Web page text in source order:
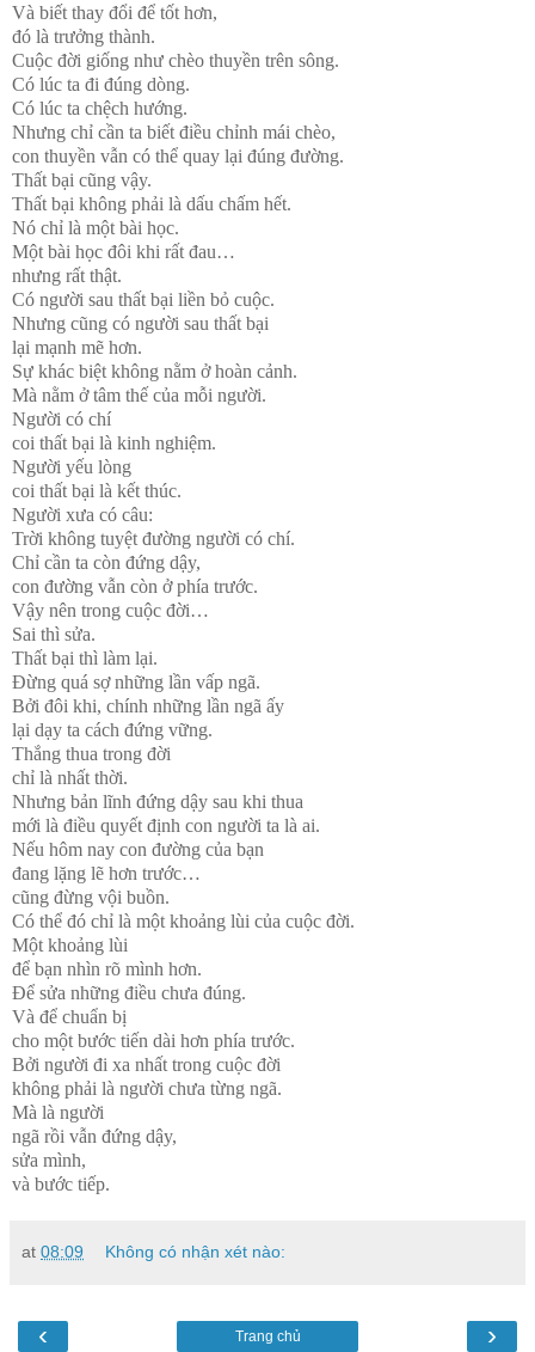
Và biết thay đổi để tốt hơn,
đó là trưởng thành.
Cuộc đời giống như chèo thuyền trên sông.
Có lúc ta đi đúng dòng.
Có lúc ta chệch hướng.
Nhưng chỉ cần ta biết điều chỉnh mái chèo,
con thuyền vẫn có thể quay lại đúng đường.
Thất bại cũng vậy.
Thất bại không phải là dấu chấm hết.
Nó chỉ là một bài học.
Một bài học đôi khi rất đau…
nhưng rất thật.
Có người sau thất bại liền bỏ cuộc.
Nhưng cũng có người sau thất bại
lại mạnh mẽ hơn.
Sự khác biệt không nằm ở hoàn cảnh.
Mà nằm ở tâm thế của mỗi người.
Người có chí
coi thất bại là kinh nghiệm.
Người yếu lòng
coi thất bại là kết thúc.
Người xưa có câu:
Trời không tuyệt đường người có chí.
Chỉ cần ta còn đứng dậy,
con đường vẫn còn ở phía trước.
Vậy nên trong cuộc đời…
Sai thì sửa.
Thất bại thì làm lại.
Đừng quá sợ những lần vấp ngã.
Bởi đôi khi, chính những lần ngã ấy
lại dạy ta cách đứng vững.
Thắng thua trong đời
chỉ là nhất thời.
Nhưng bản lĩnh đứng dậy sau khi thua
mới là điều quyết định con người ta là ai.
Nếu hôm nay con đường của bạn
đang lặng lẽ hơn trước…
cũng đừng vội buồn.
Có thể đó chỉ là một khoảng lùi của cuộc đời.
Một khoảng lùi
để bạn nhìn rõ mình hơn.
Để sửa những điều chưa đúng.
Và để chuẩn bị
cho một bước tiến dài hơn phía trước.
Bởi người đi xa nhất trong cuộc đời
không phải là người chưa từng ngã.
Mà là người
ngã rồi vẫn đứng dậy,
sửa mình,
và bước tiếp.
at 08:09 Không có nhận xét nào:
‹ ›
Trang chủ